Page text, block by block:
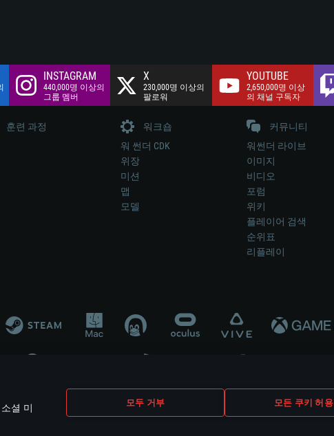
셜 미
모두 거부 모든 쿠키 허용
INSTAGRAM
440,000명 이상의
그룹 멤버
X
230,000명 이상의
팔로워
YOUTUBE
2,650,000명 이상
의 채널 구독자
훈련 과정
워크숍
워 썬더 CDK
위장
미션
맵
모델
커뮤니티
워썬더 라이브
이미지
비디오
포럼
위키
플레이어 검색
순위표
리플레이
비 제조 업체가 게임 개발 후원 또는 홍보에 참여하지 않습니다..
property of their respective owners.